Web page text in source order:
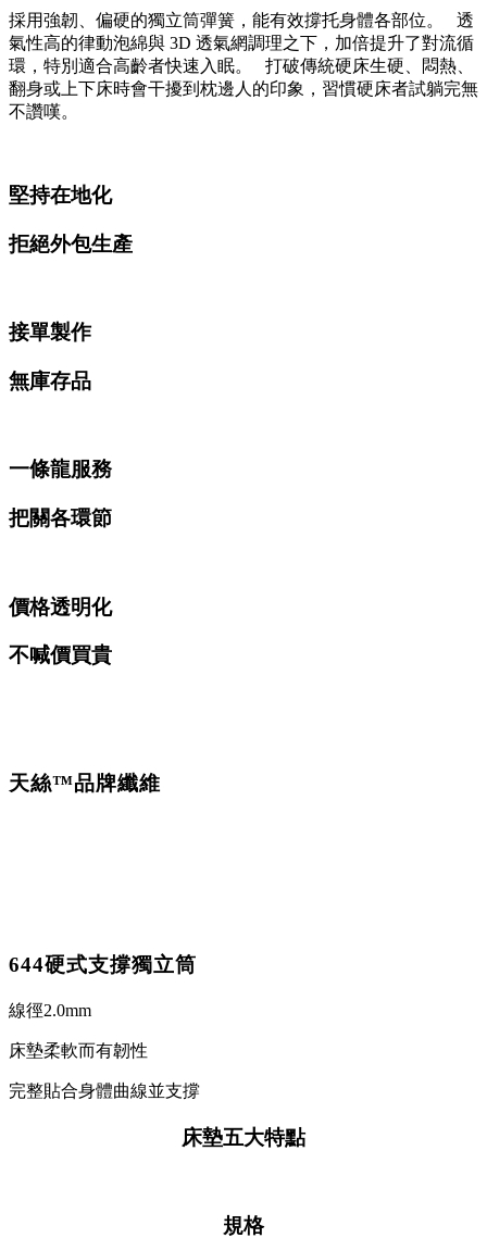
採用強韌、偏硬的獨立筒彈簧，能有效撐托身體各部位。 透
氣性高的律動泡綿與 3D 透氣網調理之下，加倍提升了對流循
環，特別適合高齡者快速入眠。 打破傳統硬床生硬、悶熱、
翻身或上下床時會干擾到枕邊人的印象，習慣硬床者試躺完無
不讚嘆。
堅持在地化
拒絕外包生產
接單製作
無庫存品
一條龍服務
把關各環節
價格透明化
不喊價買貴
天絲™品牌纖維
644硬式支撐獨立筒
線徑2.0mm
床墊柔軟而有韌性
完整貼合身體曲線並支撐
床墊五大特點
規格